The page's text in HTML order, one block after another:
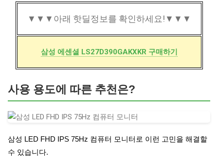
▼▼▼아래 핫딜정보를 확인하세요!▼▼▼
삼성 에센셜 LS27D390GAKXKR 구매하기
사용 용도에 따른 추천은?
삼성 LED FHD IPS 75Hz 컴퓨터 모니터로 이런 고민을 해결할
수 있습니다.